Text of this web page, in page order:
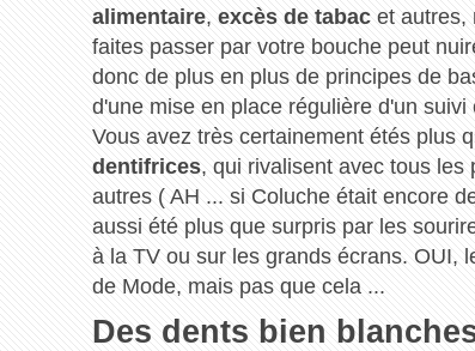
alimentaire, excès de tabacet autres,
faites passer par votre bouche peut
donc de plus en plus de principes de
d'une mise en place régulière d'un suivi
Vous avez très certainement étés plus
dentifrices, qui rivalisent avec tous les
autres ( AH ... si Coluche était encore
aussi été plus que surpris par les
à la TV ou sur les grands écrans. OUI,
de Mode, mais pas que cela ...
Des dents bien